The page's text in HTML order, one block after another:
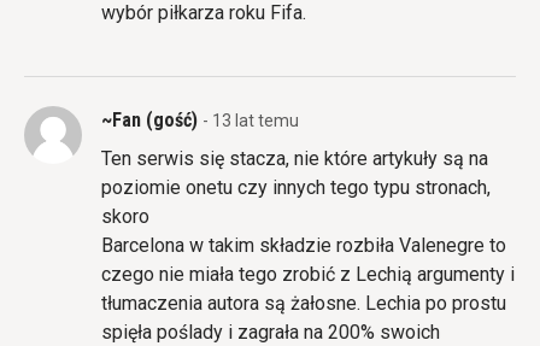
wybór piłkarza roku Fifa.
~Fan (gość) - 13 lat temu
Ten serwis się stacza, nie które artykuły są na
poziomie onetu czy innych tego typu stronach,
skoro
Barcelona w takim składzie rozbiła Valenegre to
czego nie miała tego zrobić z Lechią argumenty i
tłumaczenia autora są żałosne. Lechia po prostu
spięła poślady i zagrała na 200% swoich